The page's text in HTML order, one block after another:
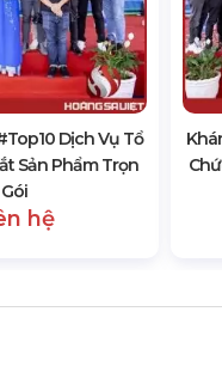
Dịch Vụ Tổ
Sản Phẩm Trọn
Gói
hệ